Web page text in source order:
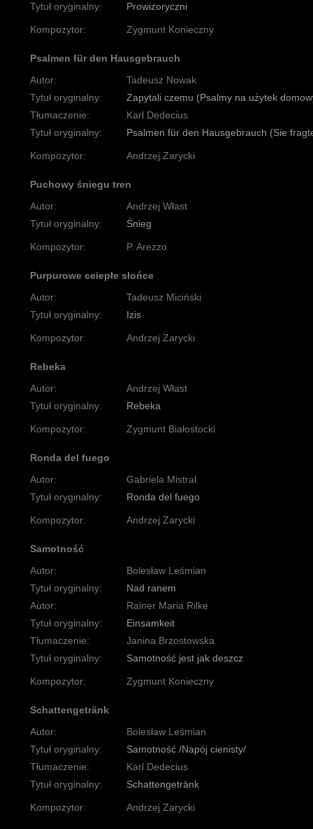
Tytuł oryginalny:
Prowizoryczni
Kompozytor: Zygmunt Konieczny
Psalmen für den Hausgebrauch
Autor:
Tadeusz Nowak
Tytuł oryginalny:
Zapytali czemu (Psalmy na użytek
Tłumaczenie:
Karl Dedecius
Tytuł oryginalny:
Psalmen für den Hausgebrauch (Sie
Kompozytor: Andrzej Zarycki
Puchowy śniegu tren
Autor:
Andrzej Włast
Tytuł oryginalny:
Śnieg
Kompozytor: P. Arezzo
Purpurowe ceiepłe słońce
Autor:
Tadeusz Miciński
Tytuł oryginalny:
Izis
Kompozytor: Andrzej Zarycki
Rebeka
Autor:
Andrzej Włast
Tytuł oryginalny:
Rebeka
Kompozytor: Zygmunt Białostocki
Ronda del fuego
Autor:
Gabriela Mistral
Tytuł oryginalny:
Ronda del fuego
Kompozytor: Andrzej Zarycki
Samotność
Autor:
Bolesław Leśmian
Tytuł oryginalny:
Nad ranem
Autor:
Rainer Maria Rilke
Tytuł oryginalny:
Einsamkeit
Tłumaczenie:
Janina Brzostowska
Tytuł oryginalny:
Samotność jest jak deszcz
Kompozytor: Zygmunt Konieczny
Schattengetränk
Autor:
Bolesław Leśmian
Tytuł oryginalny:
Samotność /Napój cienisty/
Tłumaczenie:
Karl Dedecius
Tytuł oryginalny:
Schattengetränk
Kompozytor: Andrzej Zarycki